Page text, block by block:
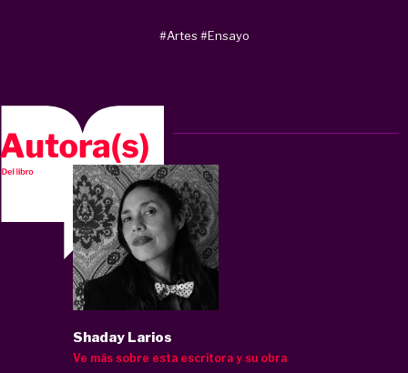
#Artes #Ensayo
Shaday Larios
Ve más sobre esta escritora y su obra